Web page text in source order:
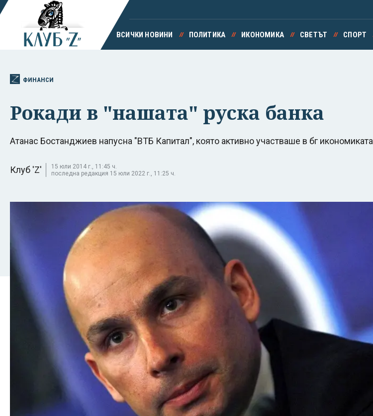
ВСИЧКИ НОВИНИ ПОЛИТИКА ИКОНОМИКА СВЕТЪТ СПОРТ
ФИНАНСИ
Рокади в "нашата" руска банка
Атанас Бостанджиев напусна "ВТБ Капитал", която активно участваше в бг икономиката
Клуб 'Z'
15 юли 2014 г., 11:45 ч.
последна редакция 15 юли 2022 г., 11:25 ч.